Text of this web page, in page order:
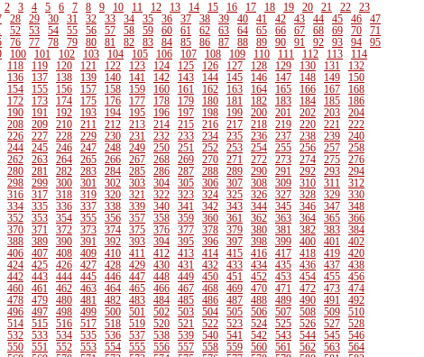
2 3 4 5 6 7 8 9 10 11 12 13 14 15 16 17 18 19 20 21 22
23
28 29 30 31 32 33 34 35 36 37 38 39 40 41 42 43 44 45 46
47
52 53 54 55 56 57 58 59 60 61 62 63 64 65 66 67 68 69 70
71
76 77 78 79 80 81 82 83 84 85 86 87 88 89 90 91 92 93 94
95
100 101 102 103 104 105 106 107 108 109 110 111 112 113
114
118 119 120 121 122 123 124 125 126 127 128 129 130 131
132
136 137 138 139 140 141 142 143 144 145 146 147 148 149
150
154 155 156 157 158 159 160 161 162 163 164 165 166 167
168
172 173 174 175 176 177 178 179 180 181 182 183 184 185
186
190 191 192 193 194 195 196 197 198 199 200 201 202 203
204
208 209 210 211 212 213 214 215 216 217 218 219 220 221
222
226 227 228 229 230 231 232 233 234 235 236 237 238 239
240
244 245 246 247 248 249 250 251 252 253 254 255 256 257
258
262 263 264 265 266 267 268 269 270 271 272 273 274 275
276
280 281 282 283 284 285 286 287 288 289 290 291 292 293
294
298 299 300 301 302 303 304 305 306 307 308 309 310 311
312
316 317 318 319 320 321 322 323 324 325 326 327 328 329
330
334 335 336 337 338 339 340 341 342 343 344 345 346 347
348
352 353 354 355 356 357 358 359 360 361 362 363 364 365
366
370 371 372 373 374 375 376 377 378 379 380 381 382 383
384
388 389 390 391 392 393 394 395 396 397 398 399 400 401
402
406 407 408 409 410 411 412 413 414 415 416 417 418 419
420
424 425 426 427 428 429 430 431 432 433 434 435 436 437
438
442 443 444 445 446 447 448 449 450 451 452 453 454 455
456
460 461 462 463 464 465 466 467 468 469 470 471 472 473
474
478 479 480 481 482 483 484 485 486 487 488 489 490 491
492
496 497 498 499 500 501 502 503 504 505 506 507 508 509
510
514 515 516 517 518 519 520 521 522 523 524 525 526 527
528
532 533 534 535 536 537 538 539 540 541 542 543 544 545
546
550 551 552 553 554 555 556 557 558 559 560 561 562 563
564